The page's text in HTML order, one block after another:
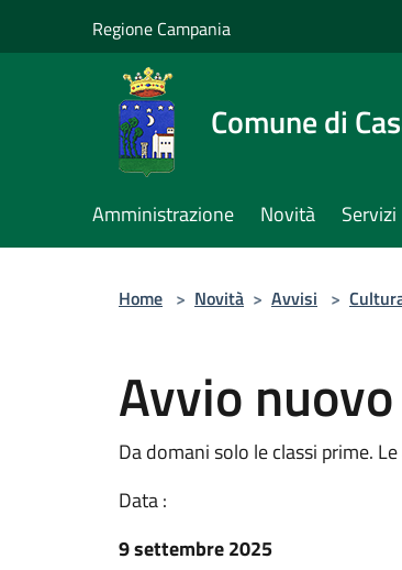
Regione Campania
Comune di
Amministrazione Novità Servizi
Home > Novità > Avvisi >
Avvio
Da domani solo le classi prime.
Data :
9 settembre 2025